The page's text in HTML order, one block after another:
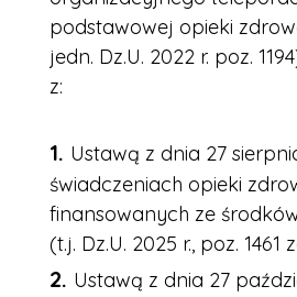
podstawowej opieki
jedn. Dz.U. 2022 r. poz.
z:
Ustawą z dnia 27
świadczeniach opieki
finansowanych ze
(t.j. Dz.U. 2025 r., poz. 1461
Ustawą z dnia 27